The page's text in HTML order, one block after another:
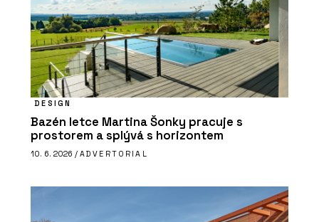
DESIGN
Bazén letce Martina Šonky pracuje s
prostorem a splývá s horizontem
10. 6. 2026 / ADVERTORIAL